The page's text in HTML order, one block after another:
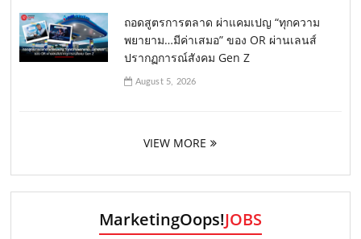
ถอดสูตรการตลาด ผ่าแคมเปญ “ทุกความ
พยายาม…มีค่าเสมอ” ของ OR ผ่านเลนส์
ปรากฏการณ์สังคม Gen Z
August 5, 2026
VIEW MORE
MarketingOops!JOBS